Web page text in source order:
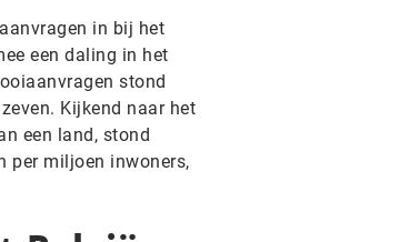
in bij het
een daling in het
stond
Kijkend naar het
een land, stond
per miljoen inwoners,